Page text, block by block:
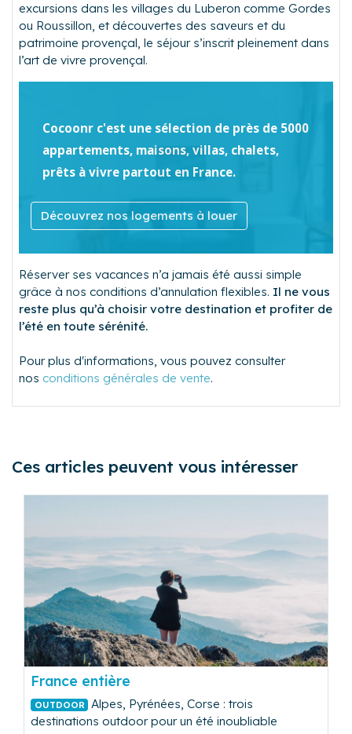
excursions dans les villages du Luberon comme Gordes
ou Roussillon, et découvertes des saveurs et du
patrimoine provençal, le séjour s’inscrit pleinement dans
l’art de vivre provençal.
Cocoonr c'est une sélection de près de 5000
appartements, maisons, villas, chalets,
prêts à vivre partout en France.
Découvrez nos logements à louer
Réserver ses vacances n’a jamais été aussi simple
grâce à nos conditions d’annulation flexibles. Il ne vous
reste plus qu’à choisir votre destination et profiter de
l’été en toute sérénité.
Pour plus d'informations, vous pouvez consulter
nos conditions générales de vente.
Ces articles peuvent vous intéresser
France entière
OUTDOOR
Alpes, Pyrénées, Corse : trois
destinations outdoor pour un été inoubliable